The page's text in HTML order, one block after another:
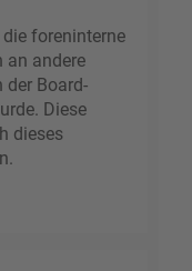
foreninterne
an andere
der Board-
Diese
dieses